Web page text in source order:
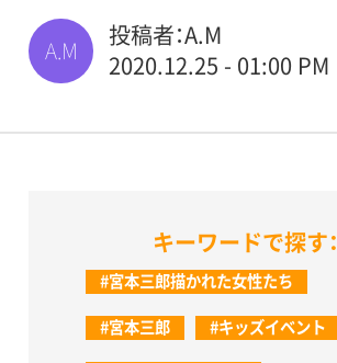
A.M
投稿者：A.M
2020.12.25 - 01:00 PM
キーワードで探す：
#宮本三郎描かれた女性たち
#宮本三郎 #キッズイベント